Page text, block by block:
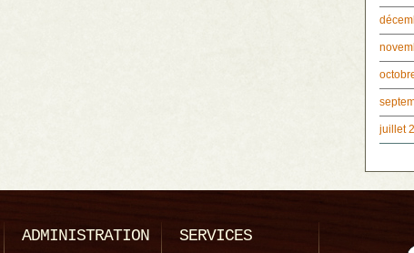
juillet
ADMINISTRATION SERVICES